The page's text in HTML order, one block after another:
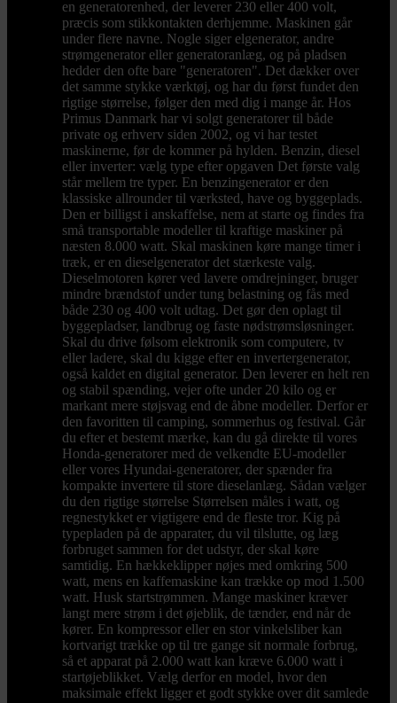
en generatorenhed, der leverer 230 eller 400 volt,
præcis som stikkontakten derhjemme. Maskinen går
under flere navne. Nogle siger elgenerator, andre
strømgenerator eller generatoranlæg, og på pladsen
hedder den ofte bare "generatoren". Det dækker over
det samme stykke værktøj, og har du først fundet den
rigtige størrelse, følger den med dig i mange år. Hos
Primus Danmark har vi solgt generatorer til både
private og erhverv siden 2002, og vi har testet
maskinerne, før de kommer på hylden. Benzin, diesel
eller inverter: vælg type efter opgaven Det første valg
står mellem tre typer. En benzingenerator er den
klassiske allrounder til værksted, have og byggeplads.
Den er billigst i anskaffelse, nem at starte og findes fra
små transportable modeller til kraftige maskiner på
næsten 8.000 watt. Skal maskinen køre mange timer i
træk, er en dieselgenerator det stærkeste valg.
Dieselmotoren kører ved lavere omdrejninger, bruger
mindre brændstof under tung belastning og fås med
både 230 og 400 volt udtag. Det gør den oplagt til
byggepladser, landbrug og faste nødstrømsløsninger.
Skal du drive følsom elektronik som computere, tv
eller ladere, skal du kigge efter en invertergenerator,
også kaldet en digital generator. Den leverer en helt ren
og stabil spænding, vejer ofte under 20 kilo og er
markant mere støjsvag end de åbne modeller. Derfor er
den favoritten til camping, sommerhus og festival. Går
du efter et bestemt mærke, kan du gå direkte til vores
Honda-generatorer med de velkendte EU-modeller
eller vores Hyundai-generatorer, der spænder fra
kompakte invertere til store dieselanlæg. Sådan vælger
du den rigtige størrelse Størrelsen måles i watt, og
regnestykket er vigtigere end de fleste tror. Kig på
typepladen på de apparater, du vil tilslutte, og læg
forbruget sammen for det udstyr, der skal køre
samtidig. En hækkeklipper nøjes med omkring 500
watt, mens en kaffemaskine kan trække op mod 1.500
watt. Husk startstrømmen. Mange maskiner kræver
langt mere strøm i det øjeblik, de tænder, end når de
kører. En kompressor eller en stor vinkelsliber kan
kortvarigt trække op til tre gange sit normale forbrug,
så et apparat på 2.000 watt kan kræve 6.000 watt i
startøjeblikket. Vælg derfor en model, hvor den
maksimale effekt ligger et godt stykke over dit samlede